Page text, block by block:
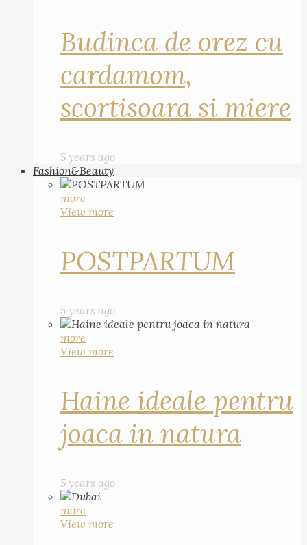
Budinca de orez cu
cardamom,
scortisoara si miere
5 years ago
Fashion&Beauty
more
View more
POSTPARTUM
5 years ago
more
View more
Haine ideale pentru
joaca in natura
5 years ago
more
View more